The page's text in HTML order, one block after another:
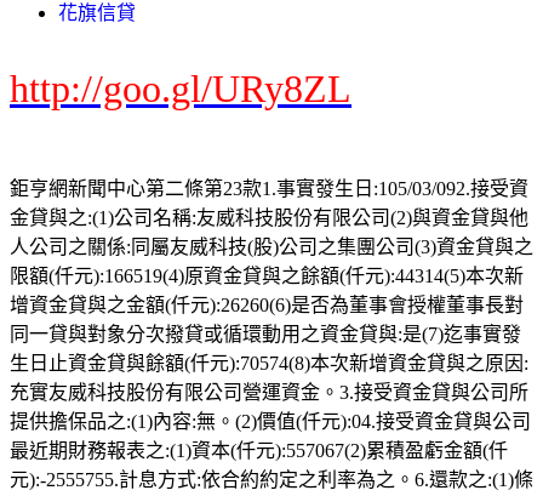
花旗信貸
http://goo.gl/URy8ZL
鉅亨網新聞中心第二條第23款1.事實發生日:105/03/092.接受資
金貸與之:(1)公司名稱:友威科技股份有限公司(2)與資金貸與他
人公司之關係:同屬友威科技(股)公司之集團公司(3)資金貸與之
限額(仟元):166519(4)原資金貸與之餘額(仟元):44314(5)本次新
增資金貸與之金額(仟元):26260(6)是否為董事會授權董事長對
同一貸與對象分次撥貸或循環動用之資金貸與:是(7)迄事實發
生日止資金貸與餘額(仟元):70574(8)本次新增資金貸與之原因:
充實友威科技股份有限公司營運資金。3.接受資金貸與公司所
提供擔保品之:(1)內容:無。(2)價值(仟元):04.接受資金貸與公司
最近期財務報表之:(1)資本(仟元):557067(2)累積盈虧金額(仟
元):-2555755.計息方式:依合約約定之利率為之。6.還款之:(1)條